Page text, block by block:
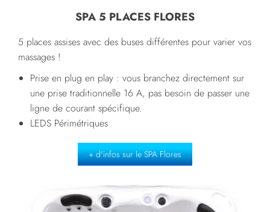
SPA 5 PLACES FLORES
5 places assises avec des buses différentes pour varier vos
massages !
Prise en plug en play : vous branchez directement sur
une prise traditionnelle 16 A, pas besoin de passer une
ligne de courant spécifique.
LEDS Périmétriques
+ d'infos sur le SPA Flores